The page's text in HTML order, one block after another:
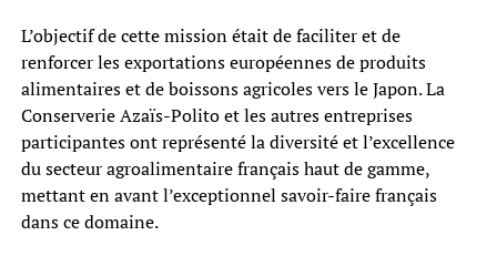
L’objectif de cette mission était de faciliter et de
renforcer les exportations européennes de produits
alimentaires et de boissons agricoles vers le Japon. La
Conserverie Azaïs-Polito et les autres entreprises
participantes ont représenté la diversité et l’excellence
du secteur agroalimentaire français haut de gamme,
mettant en avant l’exceptionnel savoir-faire français
dans ce domaine.